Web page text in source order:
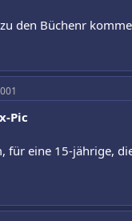
den Büchenr
Pic
für eine 15-jährige,